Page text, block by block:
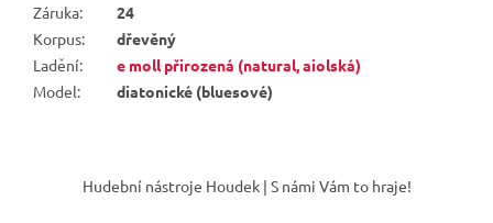
Záruka:
24
Korpus:
dřevěný
Ladění:
e moll přirozená (natural, aiolská)
Model: diatonické (bluesové)
Hudební nástroje Houdek | S námi Vám to hraje!